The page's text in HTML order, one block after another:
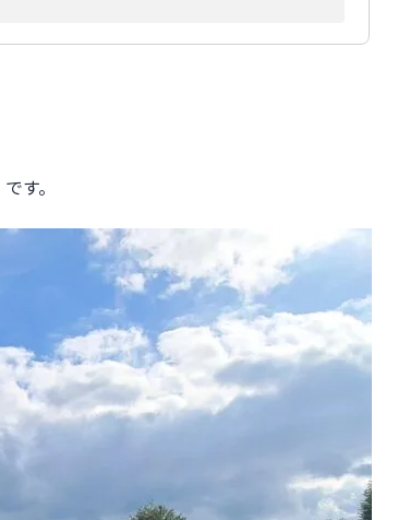
ャンプ場！
と楽になります！
す。